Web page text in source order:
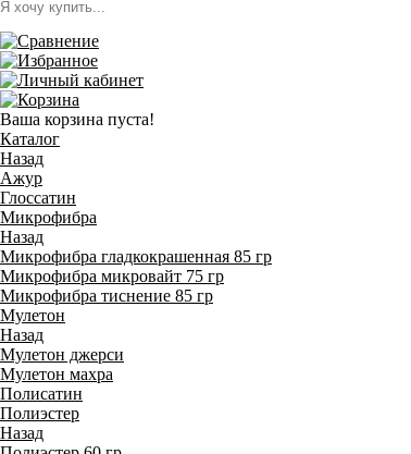
Ваша корзина пуста!
Каталог
Назад
Ажур
Глоссатин
Микрофибра
Назад
Микрофибра гладкокрашенная 85 гр
Микрофибра микровайт 75 гр
Микрофибра тиснение 85 гр
Мулетон
Назад
Мулетон джерси
Мулетон махра
Полисатин
Полиэстер
Назад